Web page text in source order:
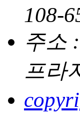
108-
주소
프라